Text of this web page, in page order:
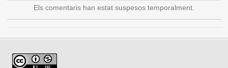
Els comentaris han estat suspesos temporalment.